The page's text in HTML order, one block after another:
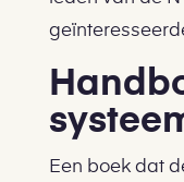
Een boek dat